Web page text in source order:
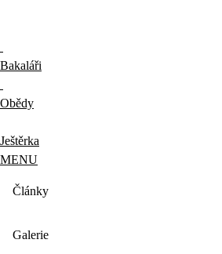
Bakaláři
Obědy
Ještěrka
MENU
Články
Galerie